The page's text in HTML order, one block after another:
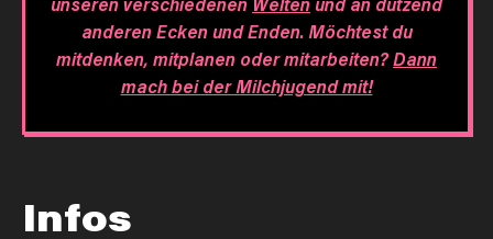
anderen Ecken und Enden. Möchtest du
mitdenken, mitplanen oder mitarbeiten?Dann
mach bei der Milchjugend mit!
Infos